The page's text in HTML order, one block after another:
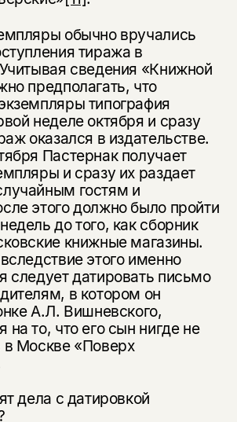
обычно вручались
тиража в
сведения «Книжной
предполагать, что
типография
неделе октября и сразу
оказался в издательстве.
Пастернак получает
и сразу их раздает
гостям и
этого должно было пройти
до того, как сборник
книжные магазины.
этого именно
следует датировать письмо
в котором он
А.Л. Вишневского,
на то, что его сын нигде не
в Москве «Поверх
дела с датировкой
сПолитикой конфиденциальности
подписаться
письмо на указанный
сПолитикой конфиденциальности
подписаться
для
18 лет?
да
вернуться назад